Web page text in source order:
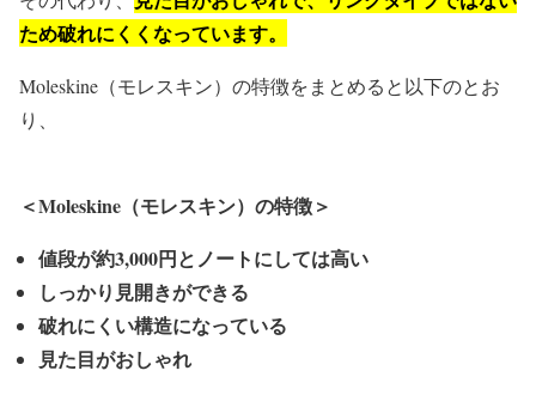
ため破れにくくなっています。
Moleskine（モレスキン）の特徴をまとめると以下のとお
り、
＜Moleskine（モレスキン）の特徴＞
値段が約3,000円とノートにしては高い
しっかり見開きができる
破れにくい構造になっている
見た目がおしゃれ